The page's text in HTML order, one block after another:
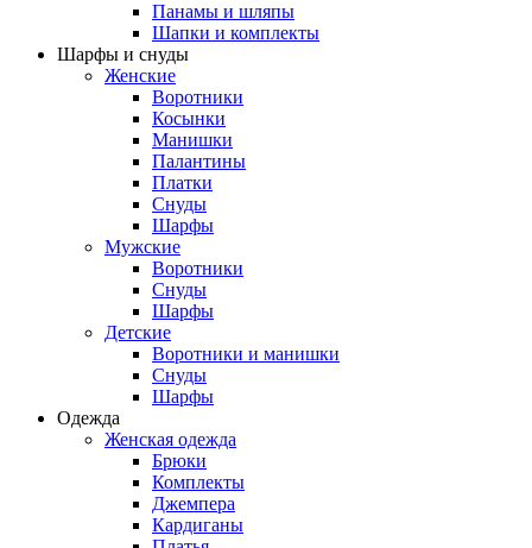
Панамы и шляпы
Шапки и комплекты
Шарфы и снуды
Женские
Воротники
Косынки
Манишки
Палантины
Платки
Снуды
Шарфы
Мужские
Воротники
Снуды
Шарфы
Детские
Воротники и манишки
Снуды
Шарфы
Одежда
Женская одежда
Брюки
Комплекты
Джемпера
Кардиганы